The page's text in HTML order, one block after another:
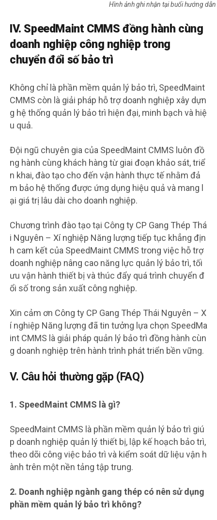
Hình ảnh ghi nhận tại buổi hướng
IV. SpeedMaint CMMS đồng hành cùng
doanh nghiệp công nghiệp trong
chuyển đổi số bảo trì
Không chỉ là phần mềm quản lý bảo trì, SpeedMaint
CMMS còn là giải pháp hỗ trợ doanh nghiệp xây dựn
g hệ thống quản lý bảo trì hiện đại, minh bạch và hiệ
u quả.
Đội ngũ chuyên gia của SpeedMaint CMMS luôn đồ
ng hành cùng khách hàng từ giai đoạn khảo sát, triể
n khai, đào tạo cho đến vận hành thực tế nhằm đả
m bảo hệ thống được ứng dụng hiệu quả và mang l
ại giá trị lâu dài cho doanh nghiệp.
Chương trình đào tạo tại Công ty CP Gang Thép Thá
i Nguyên – Xí nghiệp Năng lượng tiếp tục khẳng địn
h cam kết của SpeedMaint CMMS trong việc hỗ trợ
doanh nghiệp nâng cao năng lực quản lý bảo trì, tối
ưu vận hành thiết bị và thúc đẩy quá trình chuyển đ
ổi số trong sản xuất công nghiệp.
Xin cảm ơn Công ty CP Gang Thép Thái Nguyên – X
í nghiệp Năng lượng đã tin tưởng lựa chọn SpeedMa
int CMMS là giải pháp quản lý bảo trì đồng hành cùn
g doanh nghiệp trên hành trình phát triển bền vững.
V. Câu hỏi thường gặp (FAQ)
1. SpeedMaint CMMS là gì?
SpeedMaint CMMS là phần mềm quản lý bảo trì giú
p doanh nghiệp quản lý thiết bị, lập kế hoạch bảo trì,
theo dõi công việc bảo trì và kiểm soát dữ liệu vận h
ành trên một nền tảng tập trung.
2. Doanh nghiệp ngành gang thép có nên sử dụng
phần mềm quản lý bảo trì không?